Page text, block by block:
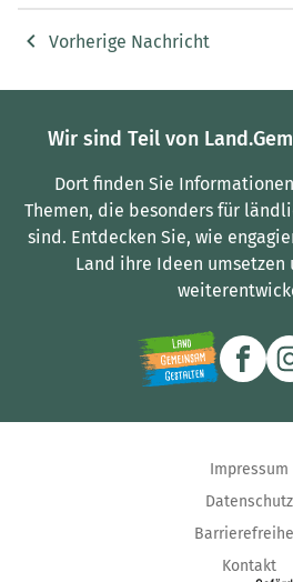
Vorherige Nachricht
Wir sind Teil von
Dort finden Sie
Themen, die besonders für
sind. Entdecken Sie, wie
Land ihre Ideen
Impressum
Datenschutz
Kontakt